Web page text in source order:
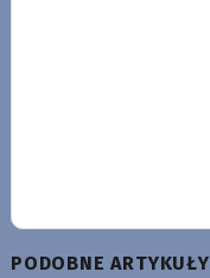
PODOBNE ARTYKUŁY